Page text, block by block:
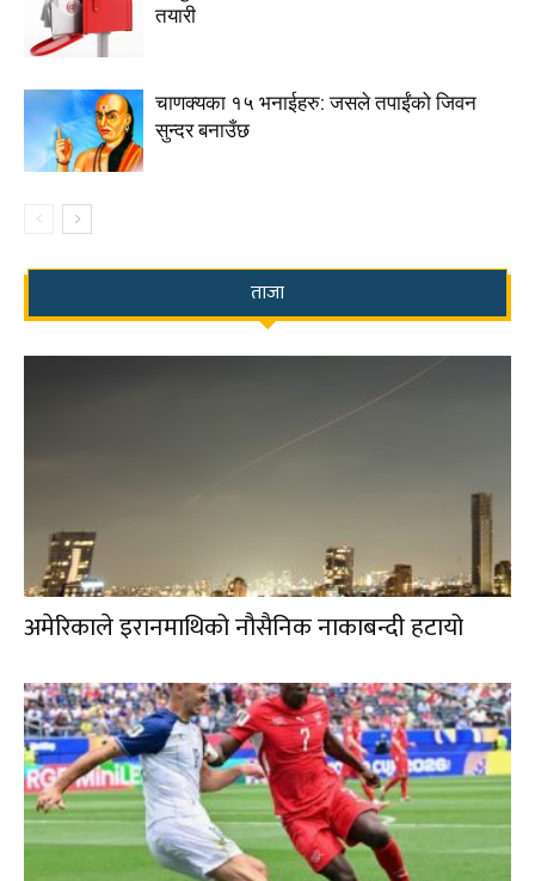
तयारी
चाणक्यका १५ भनाईहरु: जसले तपाईंको जिवन
सुन्दर बनाउँछ
ताजा
अमेरिकाले इरानमाथिको नौसैनिक नाकाबन्दी हटायो